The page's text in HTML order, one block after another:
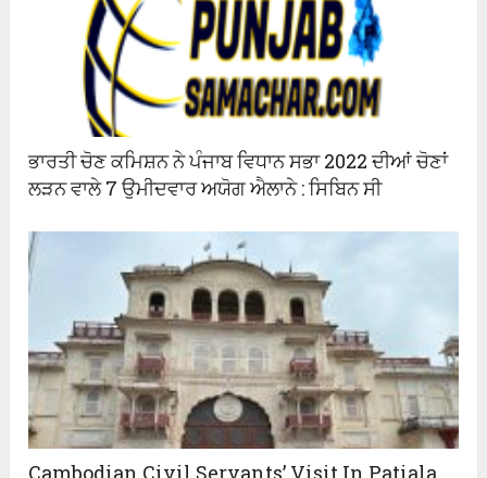
ਭਾਰਤੀ ਚੋਣ ਕਮਿਸ਼ਨ ਨੇ ਪੰਜਾਬ ਵਿਧਾਨ ਸਭਾ 2022 ਦੀਆਂ ਚੋਣਾਂ
ਲੜਨ ਵਾਲੇ 7 ਉਮੀਦਵਾਰ ਅਯੋਗ ਐਲਾਨੇ : ਸਿਬਿਨ ਸੀ